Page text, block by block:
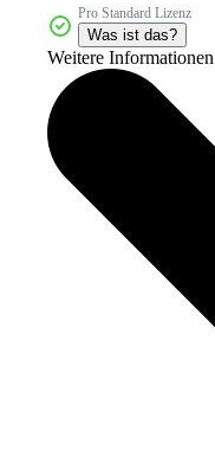
Pro Standard Lizenz
Was ist das?
Weitere Informationen